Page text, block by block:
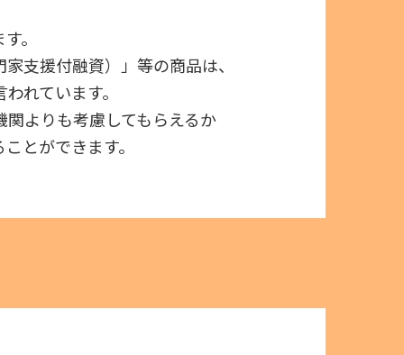
。
支援付融資）」等の商品は、
われています。
関よりも考慮してもらえるか
とができます。